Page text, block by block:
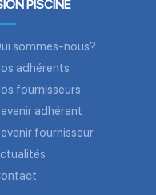
PISCINE
sommes-nous?
adhérents
fournisseurs
adhérent
fournisseur